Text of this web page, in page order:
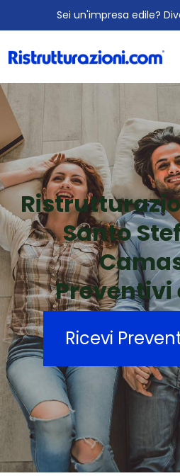
Sei un'impresa edile?
Santo
Preventivi
Ricevi